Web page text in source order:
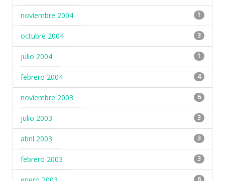
noviembre 2004 1
octubre 2004 3
julio 2004 1
febrero 2004 4
noviembre 2003 6
julio 2003 3
abril 2003 3
febrero 2003 3
6